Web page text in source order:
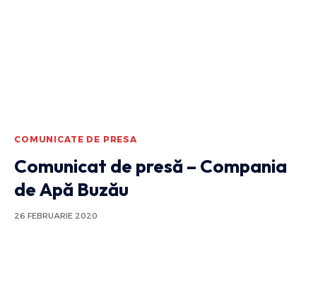
COMUNICATE DE PRESA
Comunicat de presă – Compania
de Apă Buzău
26 FEBRUARIE 2020